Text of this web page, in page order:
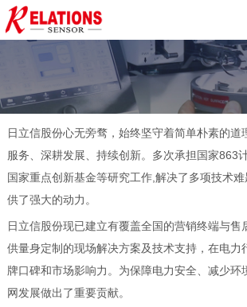
日立信股份心无旁骛，始终坚守着简单朴素的道
服务、深耕发展、持续创新。多次承担国家863
国家重点创新基金等研究工作,解决了多项技术
供了强大的动力。
日立信股份现已建立有覆盖全国的营销终端与售
供量身定制的现场解决方案及技术支持，在电力
牌口碑和市场影响力。为保障电力安全、减少环
网发展做出了重要贡献。